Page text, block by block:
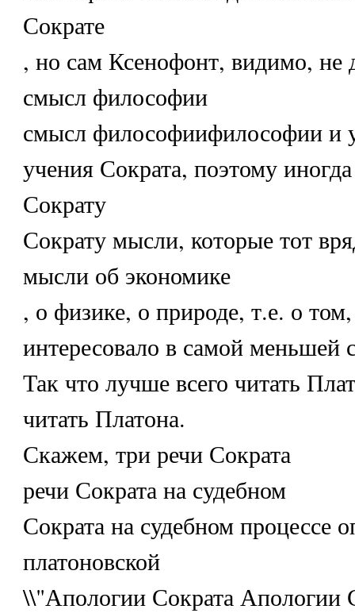
Сократе
, но сам Ксенофонт, видимо, не
смысл философии
смысл философиифилософии и
учения Сократа, поэтому
Сократу
Сократу мысли, которые тот
мысли об экономике
, о физике, о природе, т.е. о
интересовало в самой меньшей
Так что лучше всего читать
читать Платона.
Скажем, три речи Сократа
речи Сократа на судебном
Сократа на судебном процессе
платоновской
\\"Апологии Сократа Апологии